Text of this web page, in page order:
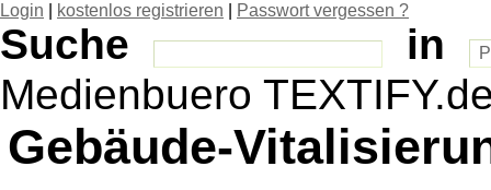
Login kostenlos registrieren Passwort vergessen ?
Suche
in
Medienbuero
Gebäude-